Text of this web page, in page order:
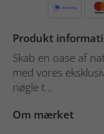
Produkt
Skab en oase af
med vores
nøgle t...
Om mærket